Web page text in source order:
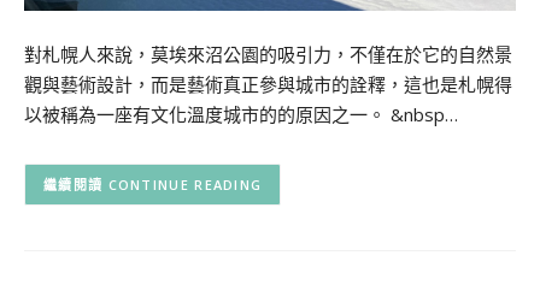
對札幌人來說，莫埃來沼公園的吸引力，不僅在於它的自然景
觀與藝術設計，而是藝術真正參與城市的詮釋，這也是札幌得
以被稱為一座有文化溫度城市的的原因之一。 &nbsp…
CONTINUE READING